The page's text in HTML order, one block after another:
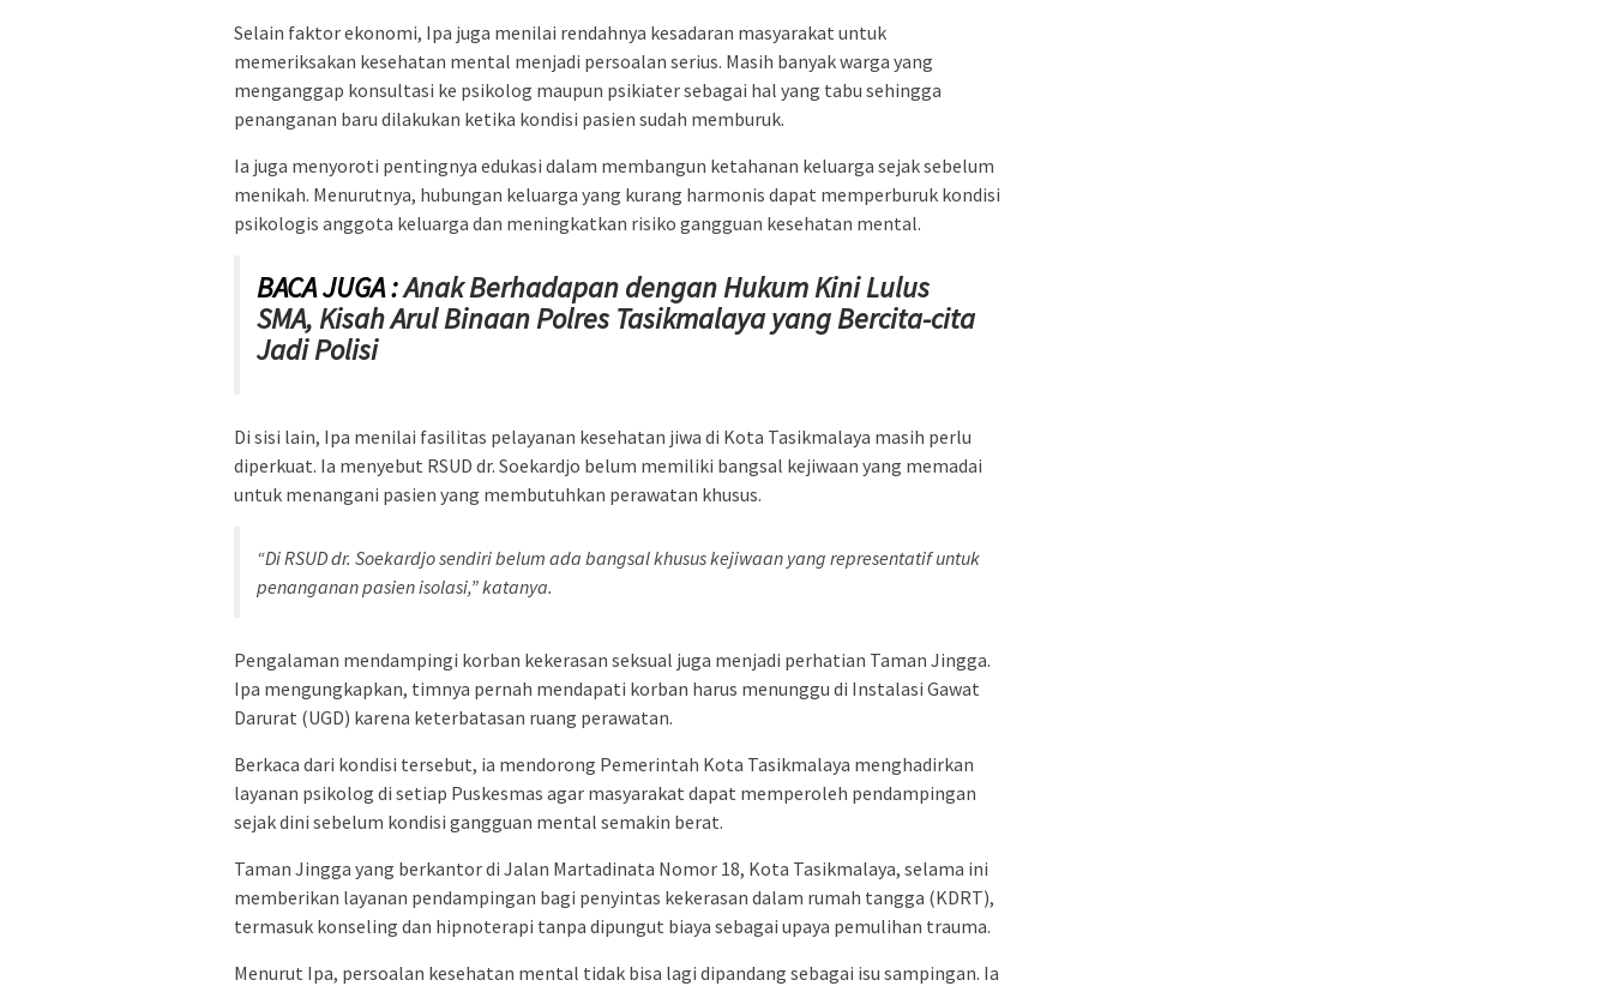
Selain faktor ekonomi, Ipa juga menilai rendahnya kesadaran masyarakat untuk
memeriksakan kesehatan mental menjadi persoalan serius. Masih banyak warga yang
menganggap konsultasi ke psikolog maupun psikiater sebagai hal yang tabu sehingga
penanganan baru dilakukan ketika kondisi pasien sudah memburuk.
Ia juga menyoroti pentingnya edukasi dalam membangun ketahanan keluarga sejak sebelum
menikah. Menurutnya, hubungan keluarga yang kurang harmonis dapat memperburuk kondisi
psikologis anggota keluarga dan meningkatkan risiko gangguan kesehatan mental.
BACA JUGA :Anak Berhadapan dengan Hukum Kini Lulus
SMA, Kisah Arul Binaan Polres Tasikmalaya yang Bercita-cita
Jadi Polisi
Di sisi lain, Ipa menilai fasilitas pelayanan kesehatan jiwa di Kota Tasikmalaya masih perlu
diperkuat. Ia menyebut RSUD dr. Soekardjo belum memiliki bangsal kejiwaan yang memadai
untuk menangani pasien yang membutuhkan perawatan khusus.
“Di RSUD dr. Soekardjo sendiri belum ada bangsal khusus kejiwaan yang representatif untuk
penanganan pasien isolasi,” katanya.
Pengalaman mendampingi korban kekerasan seksual juga menjadi perhatian Taman Jingga.
Ipa mengungkapkan, timnya pernah mendapati korban harus menunggu di Instalasi Gawat
Darurat (UGD) karena keterbatasan ruang perawatan.
Berkaca dari kondisi tersebut, ia mendorong Pemerintah Kota Tasikmalaya menghadirkan
layanan psikolog di setiap Puskesmas agar masyarakat dapat memperoleh pendampingan
sejak dini sebelum kondisi gangguan mental semakin berat.
Taman Jingga yang berkantor di Jalan Martadinata Nomor 18, Kota Tasikmalaya, selama ini
memberikan layanan pendampingan bagi penyintas kekerasan dalam rumah tangga (KDRT),
termasuk konseling dan hipnoterapi tanpa dipungut biaya sebagai upaya pemulihan trauma.
Menurut Ipa, persoalan kesehatan mental tidak bisa lagi dipandang sebagai isu sampingan. Ia